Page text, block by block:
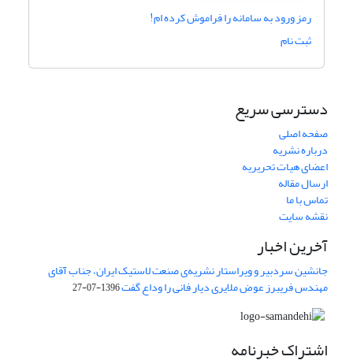
رمز ورود به سامانه را فراموش کرده ام!
ثبت نام
دسترسی سریع
صفحه اصلی
درباره نشریه
اعضای هیات تحریریه
ارسال مقاله
تماس با ما
نقشه سایت
آخرین اخبار
جانشین سردبیر و ویراستار نشریه‌ی صنعت لاستیک ایران، جناب آقای
مهندس فریبرز عوض ملایری دیار فانی را وداع گفت1396-07-27
اشتراک خبرنامه